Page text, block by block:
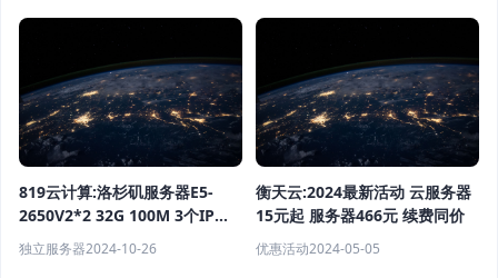
819云计算:洛杉矶服务器E5-
2650V2*2 32G 100M 3个IP
1265元/月（活动）
独立服务器2024-10-26
衡天云:2024最新活动 云服务器
15元起 服务器466元 续费同价
优惠活动2024-05-05